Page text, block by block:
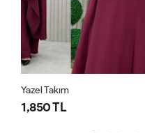
Yazel Takım
1,850 TL